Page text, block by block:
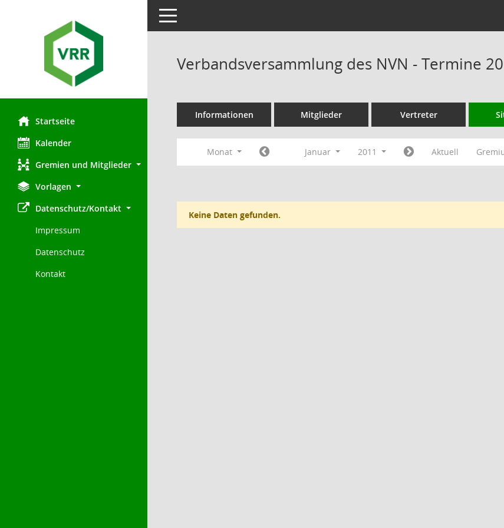
Startseite
Kalender
Gremien und Mitglieder
Vorlagen
Datenschutz/Kontakt
Impressum
Datenschutz
Kontakt
Toggle navigation
Verbandsversammlung des NVN - Termine
Informationen Mitglieder Vertreter
Monat Januar 2011 Aktuell
Keine Daten gefunden.